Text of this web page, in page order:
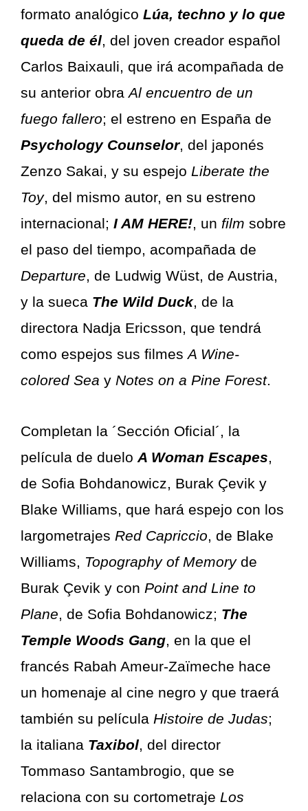
formato analógico Lúa, techno y lo que
queda de él, del joven creador español
Carlos Baixauli, que irá acompañada de
su anterior obraAl encuentro de un
fuego fallero; el estreno en España de
Psychology Counselor, del japonés
Zenzo Sakai, y su espejo Liberate the
Toy, del mismo autor, en su estreno
internacional; I AM HERE!, un film sobre
el paso del tiempo, acompañada de
Departure, de Ludwig Wüst, de Austria,
y la sueca The Wild Duck, de la
directora Nadja Ericsson, que tendrá
como espejos sus filmesA Wine-
colored Sea y Notes on a Pine Forest.
Completan la ´Sección Oficial´, la
película de duelo A Woman Escapes,
de Sofia Bohdanowicz, Burak Çevik y
Blake Williams, que hará espejo con los
largometrajes Red Capriccio, de Blake
Williams, Topography of Memoryde
Burak Çevik y con Point and Line to
Plane, de Sofia Bohdanowicz; The
Temple Woods Gang, en la que el
francés Rabah Ameur-Zaïmeche hace
un homenaje al cine negro y que traerá
también su película Histoire de Judas;
la italiana Taxibol, del director
Tommaso Santambrogio, que se
relaciona con su cortometraje Los